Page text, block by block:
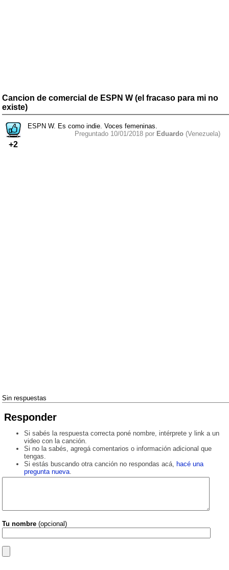
Cancion de comercial de ESPN W (el fracaso para mi no
existe)
+2
ESPN W. Es como indie. Voces femeninas.
Preguntado 10/01/2018 por Eduardo (Venezuela)
Sin respuestas
Responder
Si sabés la respuesta correcta poné nombre, intérprete y link a un
video con la canción.
Si no la sabés, agregá comentarios o información adicional que
tengas.
Si estás buscando otra canción no respondas acá, hacé una
pregunta nueva.
Tu nombre (opcional)